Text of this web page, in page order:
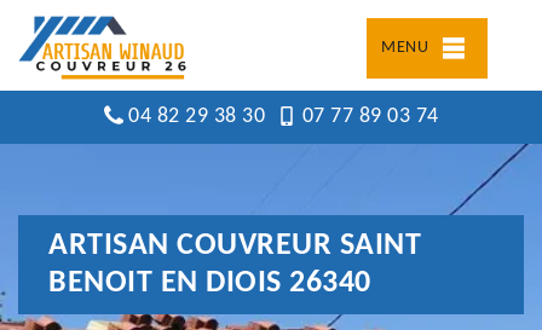
MENU
04 82 29 38 30 07 77 89 03 74
ARTISAN COUVREUR SAINT
BENOIT EN DIOIS 26340